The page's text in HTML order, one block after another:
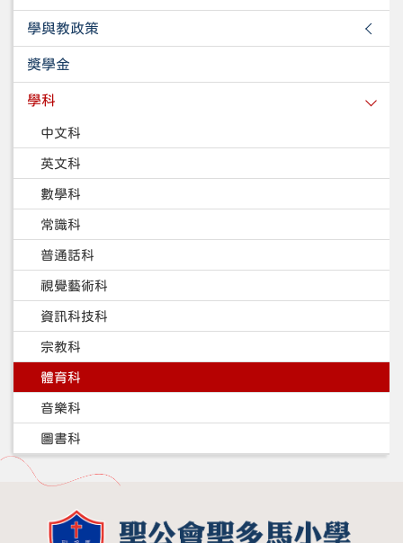
學與教政策
獎學金
學科
中文科
英文科
數學科
常識科
普通話科
視覺藝術科
資訊科技科
宗教科
體育科
音樂科
圖書科